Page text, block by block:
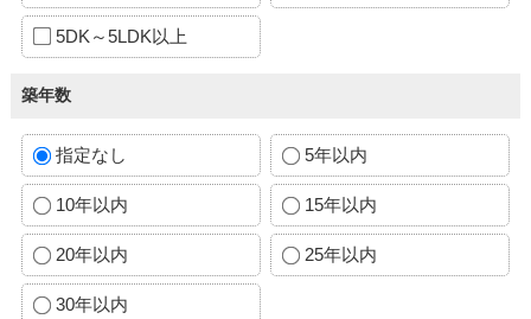
5DK～5LDK以上
築年数
指定なし 5年以内
10年以内 15年以内
20年以内 25年以内
30年以内